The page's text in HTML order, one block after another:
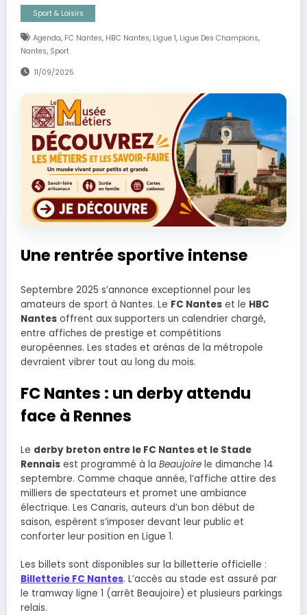
Sport & Loisirs
Agenda, FC Nantes, HBC Nantes, Ligue 1, Ligue Des Champions,
Nantes, Sport
11/09/2025
Une rentrée sportive intense
Septembre 2025 s’annonce exceptionnel pour les
amateurs de sport à Nantes. Le FC Nantes et le HBC
Nantes offrent aux supporters un calendrier chargé,
entre affiches de prestige et compétitions
européennes. Les stades et arénas de la métropole
devraient vibrer tout au long du mois.
FC Nantes : un derby attendu
face à Rennes
Le derby breton entre le FC Nantes et le Stade
Rennais est programmé à la Beaujoire le dimanche 14
septembre. Comme chaque année, l’affiche attire des
milliers de spectateurs et promet une ambiance
électrique. Les Canaris, auteurs d’un bon début de
saison, espèrent s’imposer devant leur public et
conforter leur position en Ligue 1.
Les billets sont disponibles sur la billetterie officielle :
Billetterie FC Nantes. L’accès au stade est assuré par
le tramway ligne 1 (arrêt Beaujoire) et plusieurs parkings
relais.